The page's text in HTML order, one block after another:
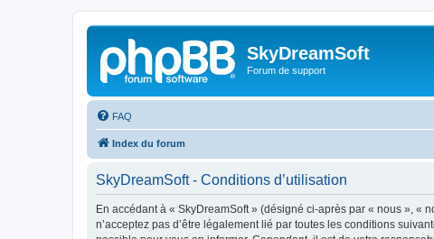
SkyDreamSoft
Forum de support
FAQ
Index du forum
SkyDreamSoft - Conditions d’utilisation
En accédant à « SkyDreamSoft » (désigné ci-après par « nous », «
n’acceptez pas d’être légalement lié par toutes les conditions